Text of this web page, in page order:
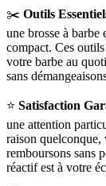
✂️ Outils
une brosse à
compact. Ces
votre barbe au
sans
⭐️ Satisfaction
une attention
raison quelconque,
remboursons sans
réactif est à votre